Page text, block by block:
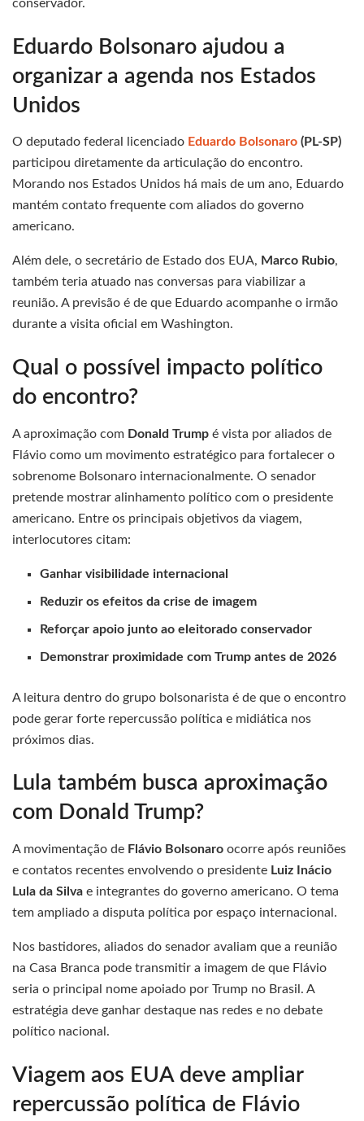
conservador.
Eduardo Bolsonaro ajudou a
organizar a agenda nos Estados
Unidos
O deputado federal licenciado Eduardo Bolsonaro (PL-SP)
participou diretamente da articulação do encontro.
Morando nos Estados Unidos há mais de um ano, Eduardo
mantém contato frequente com aliados do governo
americano.
Além dele, o secretário de Estado dos EUA, Marco Rubio,
também teria atuado nas conversas para viabilizar a
reunião. A previsão é de que Eduardo acompanhe o irmão
durante a visita oficial em Washington.
Qual o possível impacto político
do encontro?
A aproximação com Donald Trump é vista por aliados de
Flávio como um movimento estratégico para fortalecer o
sobrenome Bolsonaro internacionalmente. O senador
pretende mostrar alinhamento político com o presidente
americano. Entre os principais objetivos da viagem,
interlocutores citam:
Ganhar visibilidade internacional
Reduzir os efeitos da crise de imagem
Reforçar apoio junto ao eleitorado conservador
Demonstrar proximidade com Trump antes de 2026
A leitura dentro do grupo bolsonarista é de que o encontro
pode gerar forte repercussão política e midiática nos
próximos dias.
Lula também busca aproximação
com Donald Trump?
A movimentação de Flávio Bolsonaro ocorre após reuniões
e contatos recentes envolvendo o presidente Luiz Inácio
Lula da Silva e integrantes do governo americano. O tema
tem ampliado a disputa política por espaço internacional.
Nos bastidores, aliados do senador avaliam que a reunião
na Casa Branca pode transmitir a imagem de que Flávio
seria o principal nome apoiado por Trump no Brasil. A
estratégia deve ganhar destaque nas redes e no debate
político nacional.
Viagem aos EUA deve ampliar
repercussão política de Flávio